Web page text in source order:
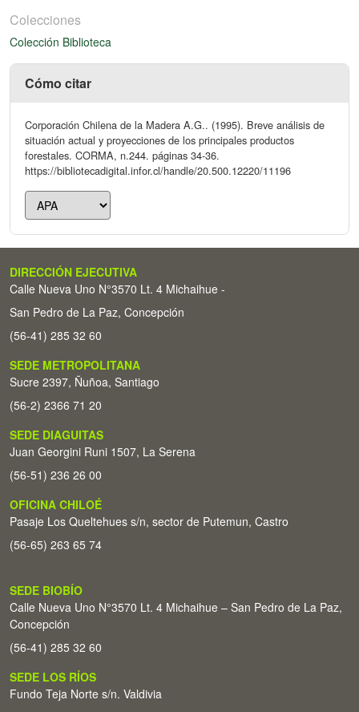
Colecciones
Colección Biblioteca
Cómo citar
Corporación Chilena de la Madera A.G.. (1995). Breve análisis de
situación actual y proyecciones de los principales productos
forestales. CORMA, n.244. páginas 34-36.
https://bibliotecadigital.infor.cl/handle/20.500.12220/11196
DIRECCIÓN EJECUTIVA
Calle Nueva Uno N°3570 Lt. 4 Michaihue -
San Pedro de La Paz, Concepción
(56-41) 285 32 60
SEDE METROPOLITANA
Sucre 2397, Ñuñoa, Santiago
(56-2) 2366 71 20
SEDE DIAGUITAS
Juan Georgini Runi 1507, La Serena
(56-51) 236 26 00
OFICINA CHILOÉ
Pasaje Los Queltehues s/n, sector de Putemun, Castro
(56-65) 263 65 74
SEDE BIOBÍO
Calle Nueva Uno N°3570 Lt. 4 Michaihue – San Pedro de La Paz,
Concepción
(56-41) 285 32 60
SEDE LOS RÍOS
Fundo Teja Norte s/n. Valdivia